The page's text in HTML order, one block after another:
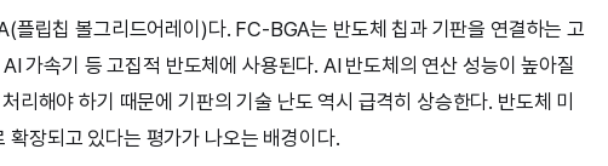
플립칩 볼그리드어레이)다. FC-BGA는 반도체 칩과 기판을 연결하는 고
가속기 등 고집적 반도체에 사용된다. AI 반도체의 연산 성능이 높아질
리해야 하기 때문에 기판의 기술 난도 역시 급격히 상승한다. 반도체 미
확장되고 있다는 평가가 나오는 배경이다.